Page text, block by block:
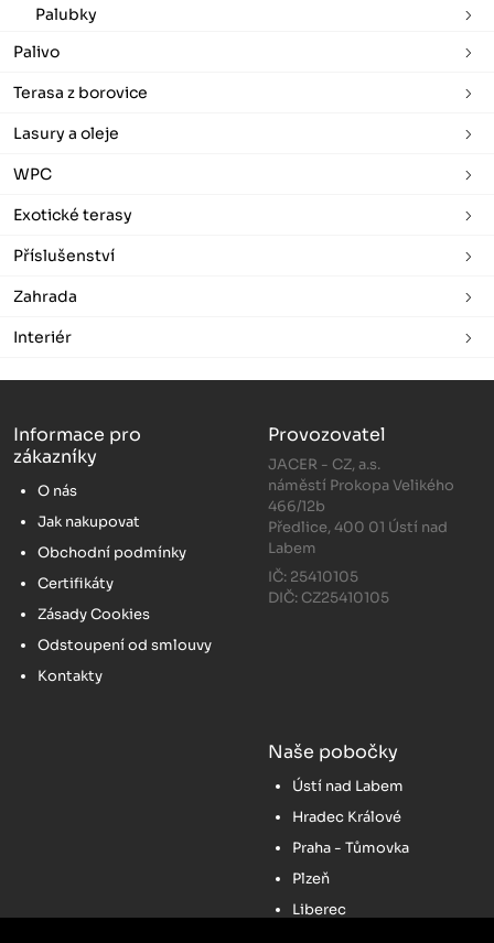
Palubky
Palivo
Terasa z borovice
Lasury a oleje
WPC
Exotické terasy
Příslušenství
Zahrada
Interiér
Informace pro
zákazníky
O nás
Jak nakupovat
Obchodní podmínky
Certifikáty
Zásady Cookies
Odstoupení od smlouvy
Kontakty
Provozovatel
JACER - CZ, a.s.
náměstí Prokopa Velikého
466/12b
Předlice, 400 01 Ústí nad
Labem
IČ: 25410105
DIČ: CZ25410105
Naše pobočky
Ústí nad Labem
Hradec Králové
Praha - Tůmovka
Plzeň
Liberec